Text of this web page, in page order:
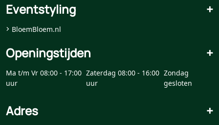
Eventstyling +
BloemBloem.nl
Openingstijden +
Ma t/m Vr 08:00 - 17:00
uur
Zaterdag 08:00 - 16:00
uur
Zondag
gesloten
Adres +